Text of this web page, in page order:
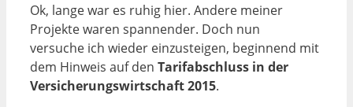
Ok, lange war es ruhig hier. Andere meiner
Projekte waren spannender. Doch nun
versuche ich wieder einzusteigen, beginnend mit
dem Hinweis auf den Tarifabschluss in der
Versicherungswirtschaft 2015.